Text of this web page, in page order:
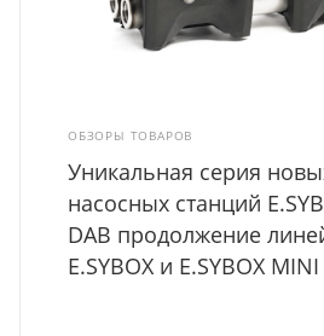
ОБЗОРЫ ТОВАРОВ
Уникальная серия
насосных станций
DAB продолжение
E.SYBOX и E.SYBOX MINI